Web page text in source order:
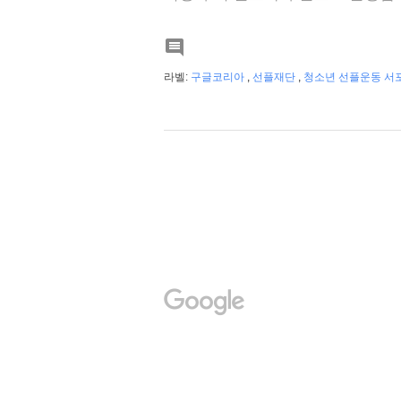

라벨: 구글코리아 , 선플재단 , 청소년 선플운동 서